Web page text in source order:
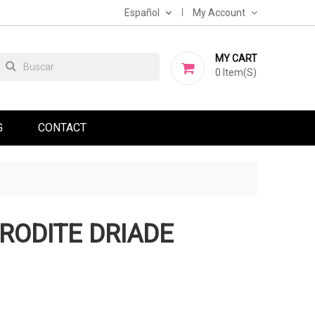
Español My Account
MY CART
0 Item(s)
CONTACT
DRIADE